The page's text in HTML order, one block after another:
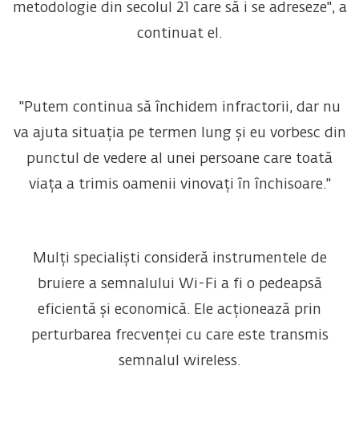
metodologie din secolul 21 care să i se adreseze", a
continuat el.
"Putem continua să închidem infractorii, dar nu
va ajuta situația pe termen lung și eu vorbesc din
punctul de vedere al unei persoane care toată
viața a trimis oamenii vinovați în închisoare."
Mulți specialiști consideră instrumentele de
bruiere a semnalului Wi-Fi a fi o pedeapsă
eficientă și economică. Ele acționează prin
perturbarea frecvenței cu care este transmis
semnalul wireless.